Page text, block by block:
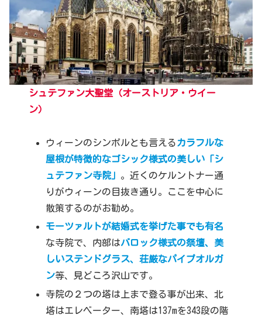
シュテファン大聖堂 （オーストリア・ウイー
ン）
ウィーンのシンボルとも言えるカラフルな
屋根が特徴的なゴシック様式の美しい「シ
ュテファン寺院」 。近くのケルントナー通
りがウィーンの目抜き通り。ここを中心に
散策するのがお勧め。
モーツァルトが結婚式を挙げた事でも有名
な寺院で、内部はバロック様式の祭壇、 美
しいステンドグラス、荘厳なパイプオルガ
ン等、見どころ沢山です。
寺院の２つの塔は上まで登る事が出来、北
塔はエレベーター、南塔は137mを343段の階